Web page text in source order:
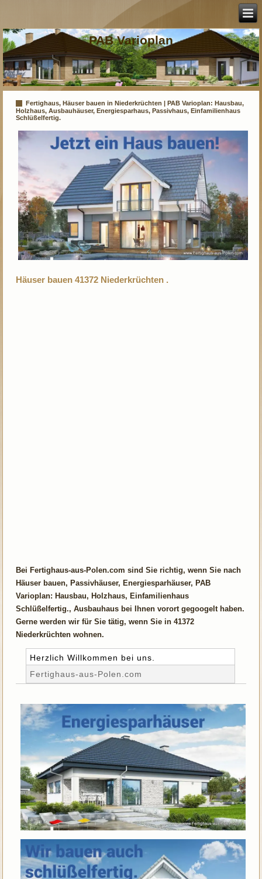
PAB Varioplan
Fertighaus, Häuser bauen in Niederkrüchten | PAB Varioplan: Hausbau,
Holzhaus, Ausbauhäuser, Energiesparhaus, Passivhaus, Einfamilienhaus
Schlüßelfertig.
Häuser bauen 41372 Niederkrüchten .
Bei Fertighaus-aus-Polen.com sind Sie richtig, wenn Sie nach
Häuser bauen, Passivhäuser, Energiesparhäuser, PAB
Varioplan: Hausbau, Holzhaus, Einfamilienhaus
Schlüßelfertig., Ausbauhaus bei Ihnen vorort gegoogelt haben.
Gerne werden wir für Sie tätig, wenn Sie in 41372
Niederkrüchten wohnen.
Herzlich Willkommen bei uns.
Fertighaus-aus-Polen.com